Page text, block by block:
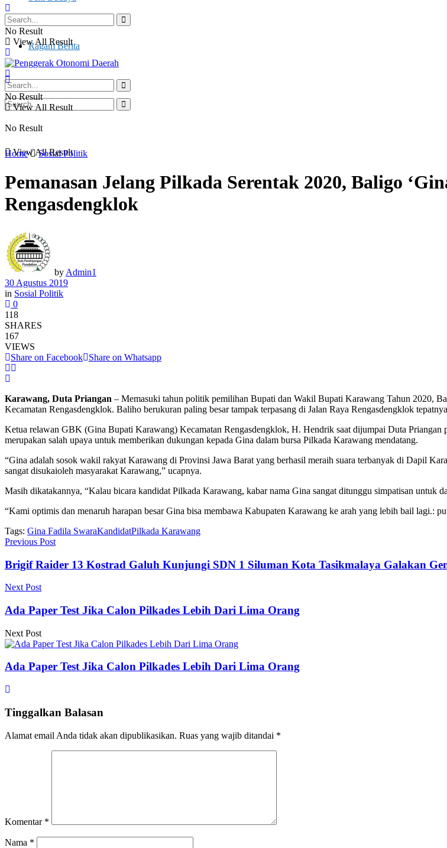
Otonomi Daerah
Ragam Berita
No Result
View All Result
No Result
View All Result
No Result
View All Result
Home Sosial Politik
Pemanasan Jelang Pilkada Serentak 2020, Baligo
Rengasdengklok
by Admin1
30 Agustus 2019
in Sosial Politik
0
118
SHARES
167
VIEWS
Share on Facebook
Share on Whatsapp
Karawang, Duta Priangan – Memasuki tahun politik pemilihan Bupati dan Wakil Bupati Karawang Tahun 2020,
Kecamatan Rengasdengklok. Baliho berukuran paling besar tampak terpasang di Jalan Raya Rengasdengklok
Ketua relawan GBK (Gina Bupati Karawang) Kecamatan Rengasdengklok, H. Hendrik saat dijumpai Duta Priangan
merupakan salah upaya untuk memberikan dukungan kepada Gina dalam bursa Pilkada Karawang mendatang.
“Gina adalah sosok wakil rakyat Karawang di Provinsi Jawa Barat yang berhasil meraih suara terbanyak di Dapil
sangat disukaioleh masyarakat Karawang,” ucapnya.
Masih dikatakannya, “Kalau bicara kandidat Pilkada Karawang, kabar nama Gina sangat ditunggu simpatisan untuk
“Kami optimis dan menaruh harapan besar Gina bisa membawa Kabupaten Karawang ke arah yang lebih bail lagi.:
Tags: Gina Fadila SwaraKandidatPilkada Karawang
Previous Post
Brigif Raider 13 Kostrad Galuh Kunjungi SDN 1 Siluman Kota Tasikmalaya Galakan
Next Post
Ada Paper Test Jika Calon Pilkades Lebih Dari Lima Orang
Next Post
Ada Paper Test Jika Calon Pilkades Lebih Dari Lima Orang
Tinggalkan Balasan
Alamat email Anda tidak akan dipublikasikan. Ruas yang wajib ditandai *
Komentar *
Nama *